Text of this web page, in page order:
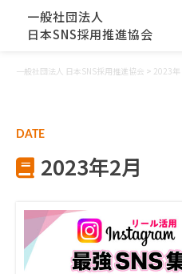
一般社団法人
日本SNS採用推進協会
一般社団法人 日本SNS採用推進協会 > 2023年
DATE
2023年2月